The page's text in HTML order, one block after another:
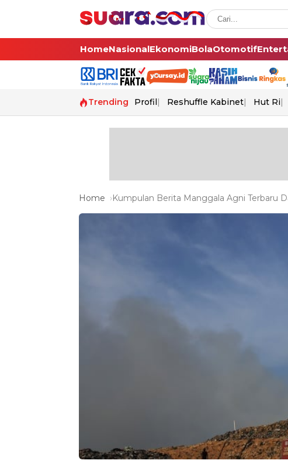
HomeNasionalEkonomiBolaOtomotif
Trending Profil Reshuffle Kabinet Hut Ri
Home Kumpulan Berita Manggala Agni Terbaru